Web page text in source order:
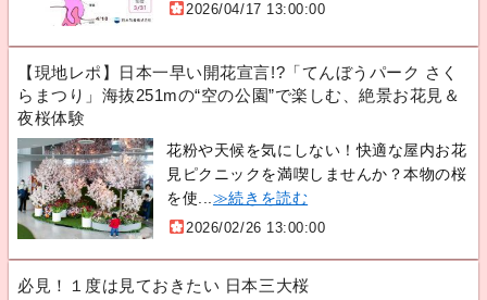
2026/04/17 13:00:00
【現地レポ】日本一早い開花宣言!?「てんぼうパーク さく
らまつり」海抜251mの“空の公園”で楽しむ、絶景お花見＆
夜桜体験
花粉や天候を気にしない！快適な屋内お花
見ピクニックを満喫しませんか？本物の桜
を使... ≫続きを読む
2026/02/26 13:00:00
必見！１度は見ておきたい 日本三大桜